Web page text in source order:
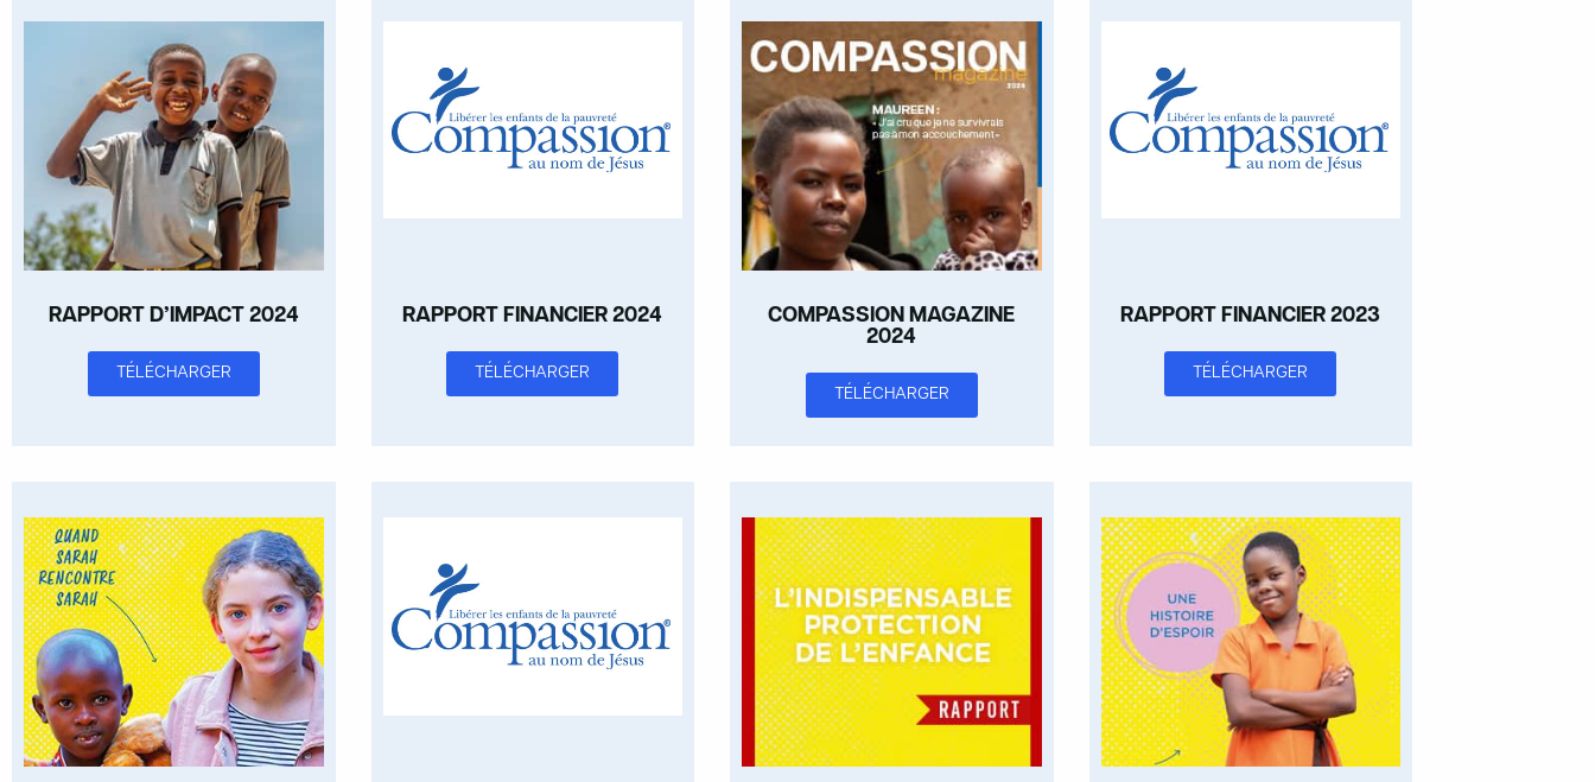
RAPPORT D’IMPACT 2024
TÉLÉCHARGER
RAPPORT FINANCIER 2024
TÉLÉCHARGER
COMPASSION MAGAZINE
2024
TÉLÉCHARGER
RAPPORT FINANCIER 2023
TÉLÉCHARGER